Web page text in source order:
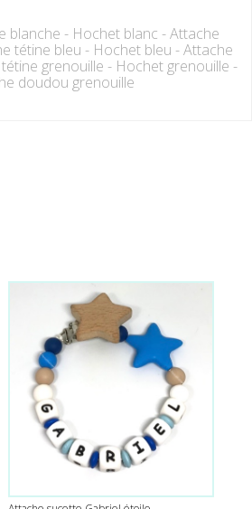
blanche - Hochet blanc - Attache
tétine bleu - Hochet bleu - Attache
grenouille - Hochet grenouille -
doudou grenouille